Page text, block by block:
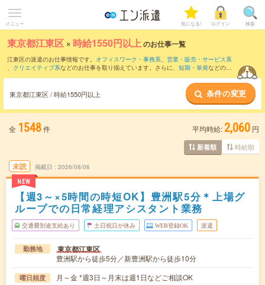
メニュー 気になる! ログイン 検索
東京都江東区 × 時給1550円以上のお仕事一覧
江東区の派遣のお仕事情報です。 オフィスワーク・事務系、 営業・販売・サービス系
、 クリエイティブ系などのお仕事を取り揃えています。さらに、 短期 ・ 単発などの期
東京都江東区 / 時給1550円以上 条件の変更
全 1548件 平均時給: 2,060 円
新着順 時給順
未読
NEW
掲載日 2026/08/06
【週3～×5時間の時短OK】豊洲駅5分＊上場グ
ループでの日常経理アシスタント業務
交通費別途支給あり 土日祝日が休み WEB登録OK 派遣
勤務地 東京都江東区
豊洲駅から徒歩5分／新豊洲駅から徒歩10分
曜日頻度 月～金 *週3日～月末は週1日などご相談OK